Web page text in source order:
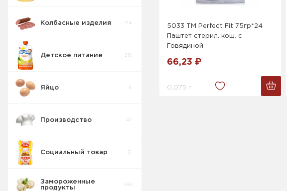
Колбасные изделия 214
Детское питание 215
Яйцо 6
Производство 47
Социальный товар 61
Замороженные
продукты
269
5033 ТМ Perfect Fit 75гр*24
Паштет стерил. кош. с
Говядиной
66,23 ₽
0.075 г.